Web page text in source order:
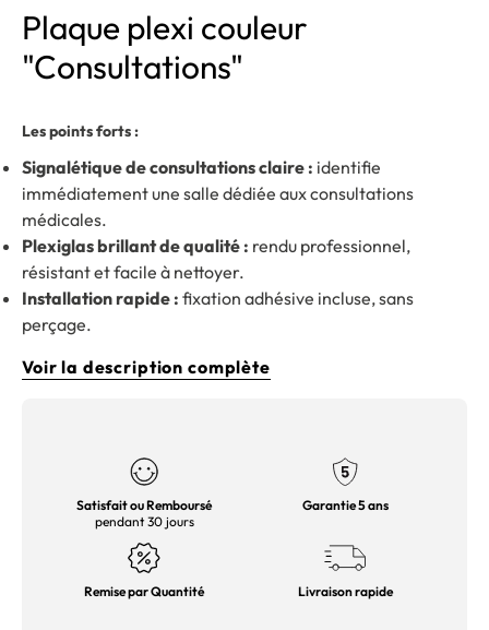
Plaque plexi couleur
"Consultations"
Les points forts :
Signalétique de consultations claire : identifie
immédiatement une salle dédiée aux consultations
médicales.
Plexiglas brillant de qualité : rendu professionnel,
résistant et facile à nettoyer.
Installation rapide : fixation adhésive incluse, sans
perçage.
Voir la description complète
Satisfait ou Remboursé
pendant 30 jours
Garantie 5 ans
Remise par Quantité Livraison rapide